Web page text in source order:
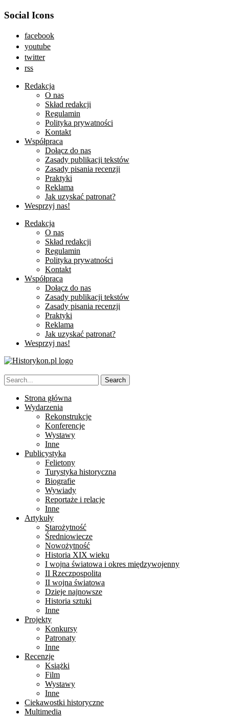
Social Icons
facebook
youtube
twitter
rss
Redakcja
O nas
Skład redakcji
Regulamin
Polityka prywatności
Kontakt
Współpraca
Dołącz do nas
Zasady publikacji tekstów
Zasady pisania recenzji
Praktyki
Reklama
Jak uzyskać patronat?
Wesprzyj nas!
Redakcja
O nas
Skład redakcji
Regulamin
Polityka prywatności
Kontakt
Współpraca
Dołącz do nas
Zasady publikacji tekstów
Zasady pisania recenzji
Praktyki
Reklama
Jak uzyskać patronat?
Wesprzyj nas!
Strona główna
Wydarzenia
Rekonstrukcje
Konferencje
Wystawy
Inne
Publicystyka
Felietony
Turystyka historyczna
Biografie
Wywiady
Reportaże i relacje
Inne
Artykuły
Starożytność
Średniowiecze
Nowożytność
Historia XIX wieku
I wojna światowa i okres międzywojenny
II Rzeczpospolita
II wojna światowa
Dzieje najnowsze
Historia sztuki
Inne
Projekty
Konkursy
Patronaty
Inne
Recenzje
Książki
Film
Wystawy
Inne
Ciekawostki historyczne
Multimedia